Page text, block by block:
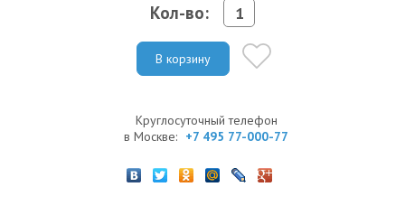
Кол-во:
В корзину
Круглосуточный телефон
в Москве: +7 495 77-000-77